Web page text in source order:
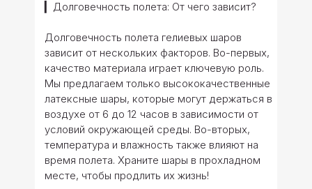
▎Долговечность полета: От чего зависит?
Долговечность полета гелиевых шаров
зависит от нескольких факторов. Во-первых,
качество материала играет ключевую роль.
Мы предлагаем только высококачественные
латексные шары, которые могут держаться в
воздухе от 6 до 12 часов в зависимости от
условий окружающей среды. Во-вторых,
температура и влажность также влияют на
время полета. Храните шары в прохладном
месте, чтобы продлить их жизнь!